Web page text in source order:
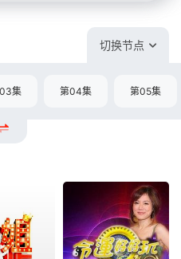
切换节点
集 第04集 第05集